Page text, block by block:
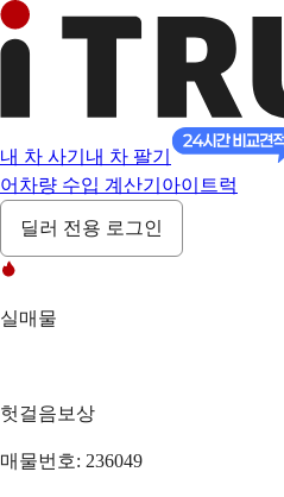
내 차 사기 내 차 팔기
어 차량 수입 계산기 아이트럭
딜러 전용 로그인
실매물
헛걸음보상
매물번호: 236049